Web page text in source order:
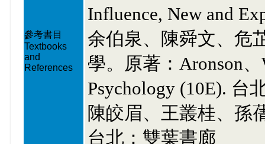
參考書目
Textbooks
and
References
Influence, New and
余伯泉、陳舜文、危
學。原著：Aronson
Psychology (10E). 台
陳皎眉、王叢桂、孫
台北：雙葉書廊